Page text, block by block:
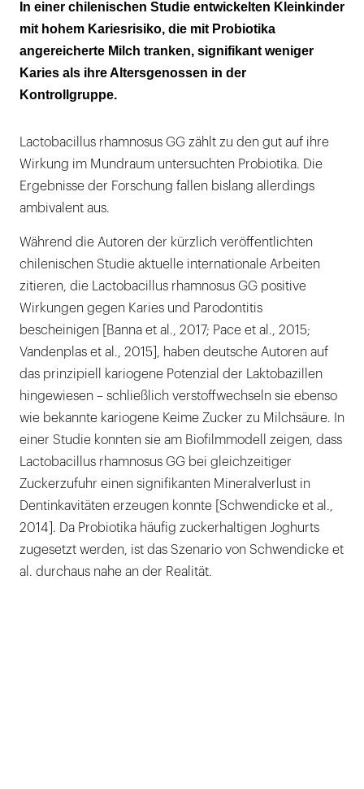
Ergebnisse und Diskussion
In einer chilenischen Studie entwickelten Kleinkinder
mit hohem Kariesrisiko, die mit Probiotika
angereicherte Milch tranken, signifikant weniger
Karies als ihre Altersgenossen in der
Kontrollgruppe.
Lactobacillus rhamnosus GG zählt zu den gut auf ihre
Wirkung im Mundraum untersuchten Probiotika. Die
Ergebnisse der Forschung fallen bislang allerdings
ambivalent aus.
Während die Autoren der kürzlich veröffentlichten
chilenischen Studie aktuelle internationale Arbeiten
zitieren, die Lactobacillus rhamnosus GG positive
Wirkungen gegen Karies und Parodontitis
bescheinigen [Banna et al., 2017; Pace et al., 2015;
Vandenplas et al., 2015], haben deutsche Autoren auf
das prinzipiell kariogene Potenzial der Laktobazillen
hingewiesen – schließlich verstoffwechseln sie ebenso
wie bekannte kariogene Keime Zucker zu Milchsäure. In
einer Studie konnten sie am Biofilmmodell zeigen, dass
Lactobacillus rhamnosus GG bei gleichzeitiger
Zuckerzufuhr einen signifikanten Mineralverlust in
Dentinkavitäten erzeugen konnte [Schwendicke et al.,
2014]. Da Probiotika häufig zuckerhaltigen Joghurts
zugesetzt werden, ist das Szenario von Schwendicke et
al. durchaus nahe an der Realität.